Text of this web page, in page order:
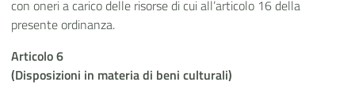
con oneri a carico delle risorse di cui all’articolo 16 della
presente ordinanza.
Articolo 6
(Disposizioni in materia di beni culturali)